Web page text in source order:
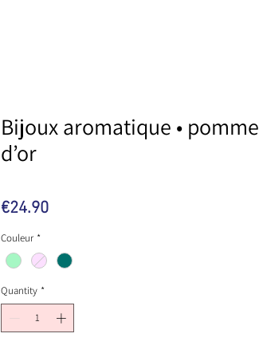
Bijoux aromatique • pomme
d’or
€24.90Price
Couleur *
Quantity *